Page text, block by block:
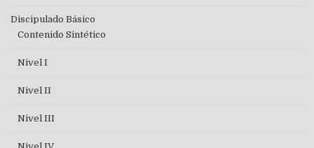
Discipulado Básico
Contenido Sintético
Nivel I
Nivel II
Nivel III